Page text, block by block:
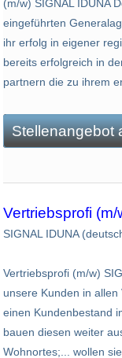
(m/w) SIGNAL IDUNA
eingeführten
ihr erfolg in eigener
bereits erfolgreich in
partnern die zu ihrem
Stellenangebot
Vertriebsprofi (m/
SIGNAL IDUNA
Vertriebsprofi (m/w)
unsere Kunden in
einen Kundenbestand
bauen diesen weiter
Wohnortes;... wollen